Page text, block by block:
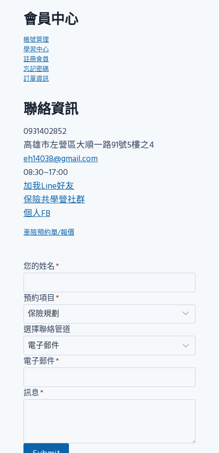
會員中心
帳號管理
學習中心
註冊會員
忘記密碼
訂單資訊
聯絡資訊
0931402852
高雄市左營區大順一路91號5樓之4
eh14038@gmail.com
08:30~17:00
加我Line好友
保險共學營社群
個人FB
車險預約單/報價
您的姓名*
預約項目*
選擇聯絡管道
電子郵件*
訊息*